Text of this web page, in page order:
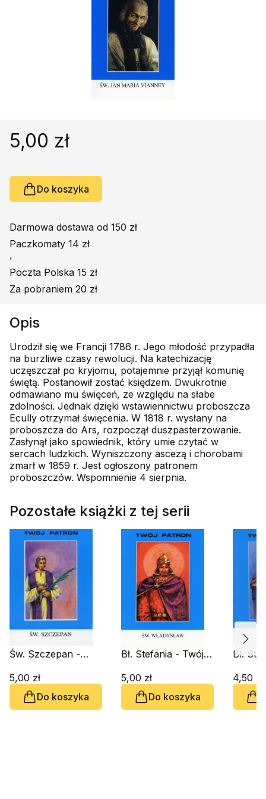
Poradniki, leksykony...
Podręczniki szkolne
Promocja
5,00 zł
Do koszyka
Darmowa dostawa od 150 zł
Paczkomaty 14 zł
'
Poczta Polska 15 zł
Za pobraniem 20 zł
Opis
Urodził się we Francji 1786 r. Jego młodość przypadła
na burzliwe czasy rewolucji. Na katechizację
uczęszczał po kryjomu, potajemnie przyjął komunię
świętą. Postanowił zostać księdzem. Dwukrotnie
odmawiano mu święceń, ze względu na słabe
zdolności. Jednak dzięki wstawiennictwu proboszcza
Ecully otrzymał święcenia. W 1818 r. wysłany na
proboszcza do Ars, rozpoczął duszpasterzowanie.
Zasłynął jako spowiednik, który umie czytać w
sercach ludzkich. Wyniszczony ascezą i chorobami
zmarł w 1859 r. Jest ogłoszony patronem
proboszczów. Wspomnienie 4 sierpnia.
Pozostałe książki z tej serii
Św. Szczepan -
5,00 zł
Do koszyka
Bł. Stefania - Twój
5,00 zł
Do koszyka
Bł.
4,50 zł